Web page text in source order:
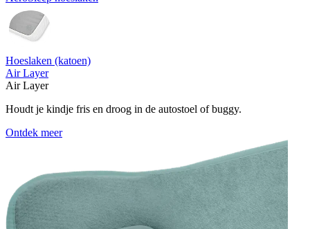
Hoeslaken (katoen)
Air Layer
Air Layer
Houdt je kindje fris en droog in de autostoel of buggy.
Ontdek meer